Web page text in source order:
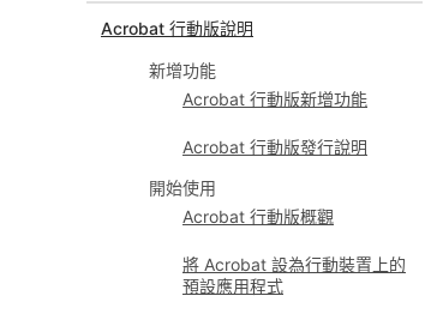
Acrobat 行動版說明
新增功能
Acrobat 行動版新增功能
Acrobat 行動版發行說明
開始使用
Acrobat 行動版概觀
將 Acrobat 設為行動裝置上的
預設應用程式